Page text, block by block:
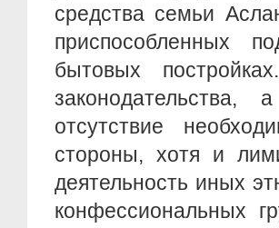
средства семьи
приспособленных
бытовых
отсутствие
стороны, хотя и
деятельность иных
конфессиональных